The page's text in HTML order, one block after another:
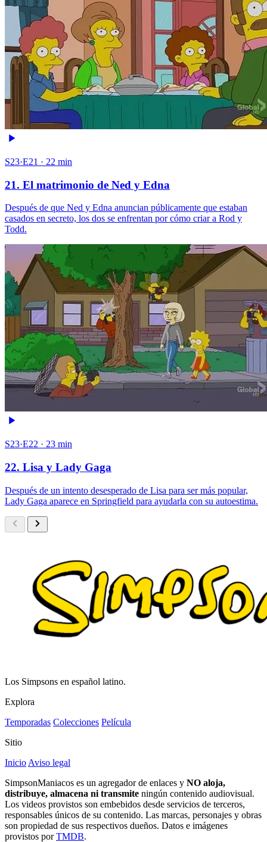
S23·E21 · 22 min
21. El matrimonio de Ned y Edna
Después de que Ned y Edna anuncian públicamente que estaban
casados en secreto, los dos se enfrentan por cómo criar a Rod y
Todd.
S23·E22 · 23 min
22. Lisa y Lady Gaga
Después de un intento desesperado de Lisa para ser más popular,
Lady Gaga aparece en Springfield para ayudarla con su autoestima.
Los Simpsons en español latino.
Explora
Temporadas Colecciones Película
Sitio
Inicio Aviso legal
SimpsonManiacos es un agregador de enlaces y NO aloja,
distribuye, almacena ni transmite ningún contenido audiovisual.
Los videos provistos son embebidos desde servicios de terceros,
responsables únicos de su contenido. Las marcas, personajes y obras
son propiedad de sus respectivos dueños. Datos e imágenes
provistos porTMDB.